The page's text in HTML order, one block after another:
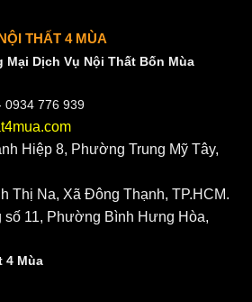
THẤT 4 MÙA
Mại Dịch Vụ Nội Thất Bốn Mùa
0934 776 939
Hiệp 8, Phường Trung Mỹ Tây,
Thị Na, Xã Đông Thạnh, TP.HCM.
11, Phường Bình Hưng Hòa,
4 Mùa